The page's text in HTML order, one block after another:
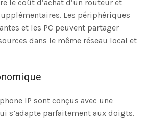
le coût d’achat d’un routeur et
Les périphériques
et les PC peuvent partager
dans le même réseau local et
IP sont conçus avec une
s’adapte parfaitement aux doigts.